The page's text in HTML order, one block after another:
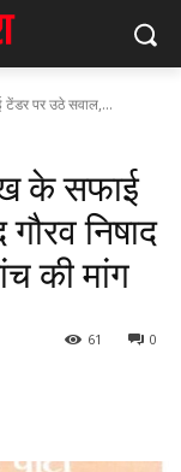
पर उठे सवाल,...
के सफाई
निषाद
की मांग
0
61